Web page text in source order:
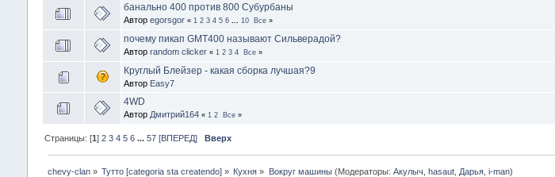
банально 400 против 800 Субурбаны
Автор egorsgor « 1 2 3 4 5 6 10 Все»
почему пикап GMT400 называют Сильверадой?
Автор random clicker « 1 2 3 4 Все»
Круглый Блейзер - какая сборка лучшая?9
Автор Easy7
4WD
Автор Дмитрий164 « 1 2 Все»
Страницы: [1] 2 3 4 5 6 ... 57 [ВПЕРЕД] Вверх
chevy-clan» Тутто [categoria sta createndo] » Кухня » Вокруг машины(Модераторы: Акулыч hasaut, Дарья, i-man)